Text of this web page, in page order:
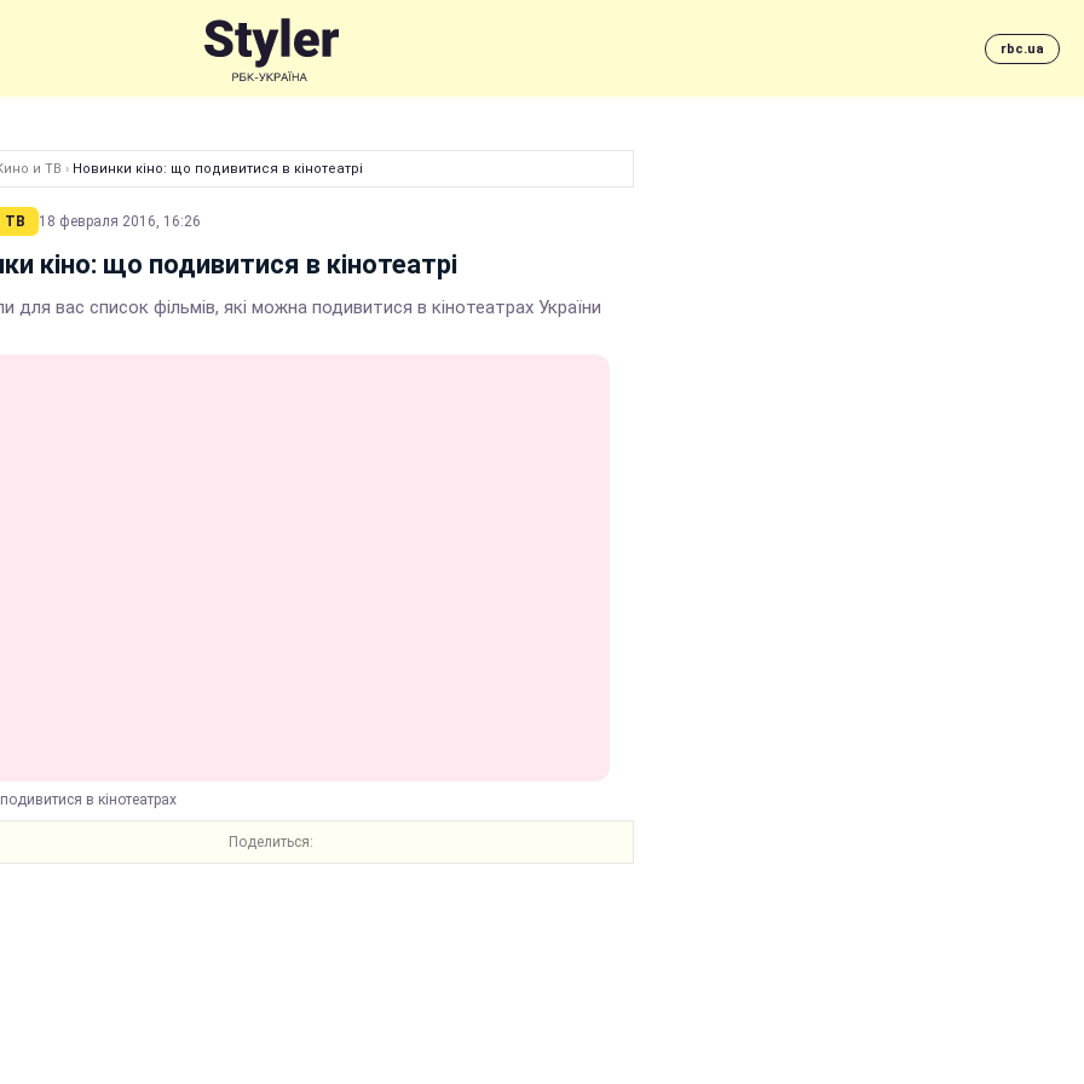
rbc.ua
и ТВ › Новинки кіно: що подивитися в кінотеатрі
ТВ 18 февраля 2016, 16:26
кіно: що подивитися в кінотеатрі
для вас список фільмів, які можна подивитися в кінотеатрах України
в кінотеатрах
Поделиться: